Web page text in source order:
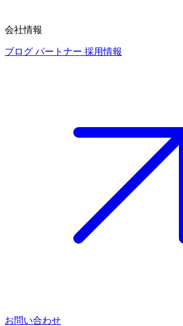
会社情報
ブログ パートナー 採用情報
お問い合わせ